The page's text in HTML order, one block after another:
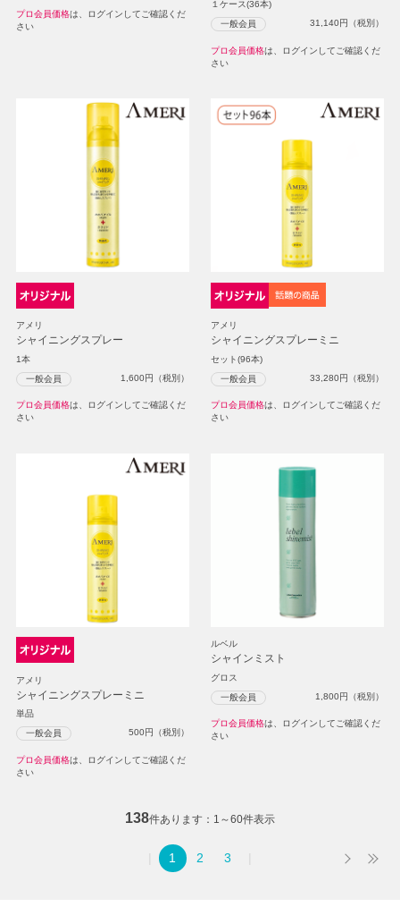
プロ会員価格は、ログインしてご確認くだ
さい
１ケース(36本)
一般会員 31,140円（税別）
プロ会員価格は、ログインしてご確認くだ
さい
アメリ
シャイニングスプレー
1本
一般会員 1,600円（税別）
プロ会員価格は、ログインしてご確認くだ
さい
アメリ
シャイニングスプレーミニ
セット(96本)
一般会員 33,280円（税別）
プロ会員価格は、ログインしてご確認くだ
さい
アメリ
シャイニングスプレーミニ
単品
一般会員 500円（税別）
プロ会員価格は、ログインしてご確認くだ
さい
ルベル
シャインミスト
グロス
一般会員 1,800円（税別）
プロ会員価格は、ログインしてご確認くだ
さい
138件あります 1～60件表示
1 2 3